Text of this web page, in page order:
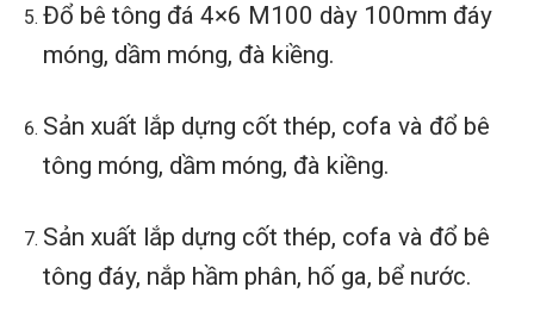
Đổ bê tông đá 4×6 M100 dày 100mm đáy
móng, dầm móng, đà kiềng.
Sản xuất lắp dựng cốt thép, cofa và đổ bê
tông móng, dầm móng, đà kiềng.
Sản xuất lắp dựng cốt thép, cofa và đổ bê
tông đáy, nắp hầm phân, hố ga, bể nước.